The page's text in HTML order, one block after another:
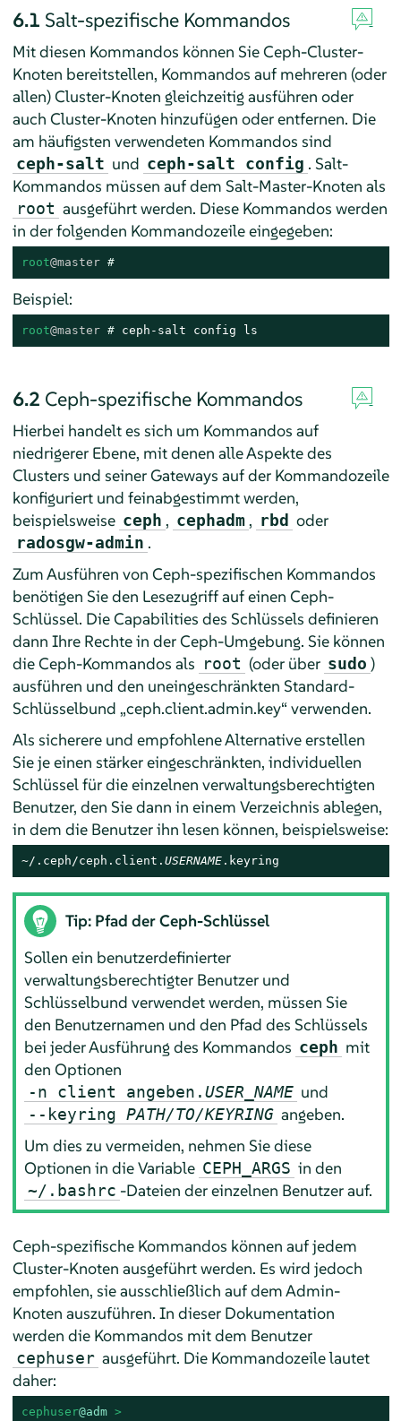
6.1 Salt-spezifische Kommandos
Mit diesen Kommandos können Sie Ceph-Cluster-
Knoten bereitstellen, Kommandos auf mehreren (oder
allen) Cluster-Knoten gleichzeitig ausführen oder
auch Cluster-Knoten hinzufügen oder entfernen. Die
am häufigsten verwendeten Kommandos sind
ceph-salt und ceph-salt config . Salt-
Kommandos müssen auf dem Salt-Master-Knoten als
root ausgeführt werden. Diese Kommandos werden
in der folgenden Kommandozeile eingegeben:
root@master #
Beispiel:
root@master # ceph-salt config ls
6.2 Ceph-spezifische Kommandos
Hierbei handelt es sich um Kommandos auf
niedrigerer Ebene, mit denen alle Aspekte des
Clusters und seiner Gateways auf der Kommandozeile
konfiguriert und feinabgestimmt werden,
beispielsweise ceph , cephadm , rbd oder
radosgw-admin .
Zum Ausführen von Ceph-spezifischen Kommandos
benötigen Sie den Lesezugriff auf einen Ceph-
Schlüssel. Die Capabilities des Schlüssels definieren
dann Ihre Rechte in der Ceph-Umgebung. Sie können
die Ceph-Kommandos als root (oder über sudo )
ausführen und den uneingeschränkten Standard-
Schlüsselbund „ceph.client.admin.key“ verwenden.
Als sicherere und empfohlene Alternative erstellen
Sie je einen stärker eingeschränkten, individuellen
Schlüssel für die einzelnen verwaltungsberechtigten
Benutzer, den Sie dann in einem Verzeichnis ablegen,
in dem die Benutzer ihn lesen können, beispielsweise:
~/.ceph/ceph.client. USERNAME.keyring
Tip: Pfad der Ceph-Schlüssel
Sollen ein benutzerdefinierter
verwaltungsberechtigter Benutzer und
Schlüsselbund verwendet werden, müssen Sie
den Benutzernamen und den Pfad des Schlüssels
bei jeder Ausführung des Kommandos ceph mit
den Optionen
-n client angeben.USER_NAME und
--keyringPATH/TO/KEYRING angeben.
Um dies zu vermeiden, nehmen Sie diese
Optionen in die Variable CEPH_ARGS in den
~/.bashrc -Dateien der einzelnen Benutzer auf.
Ceph-spezifische Kommandos können auf jedem
Cluster-Knoten ausgeführt werden. Es wird jedoch
empfohlen, sie ausschließlich auf dem Admin-
Knoten auszuführen. In dieser Dokumentation
werden die Kommandos mit dem Benutzer
cephuser ausgeführt. Die Kommandozeile lautet
daher:
cephuser@adm >